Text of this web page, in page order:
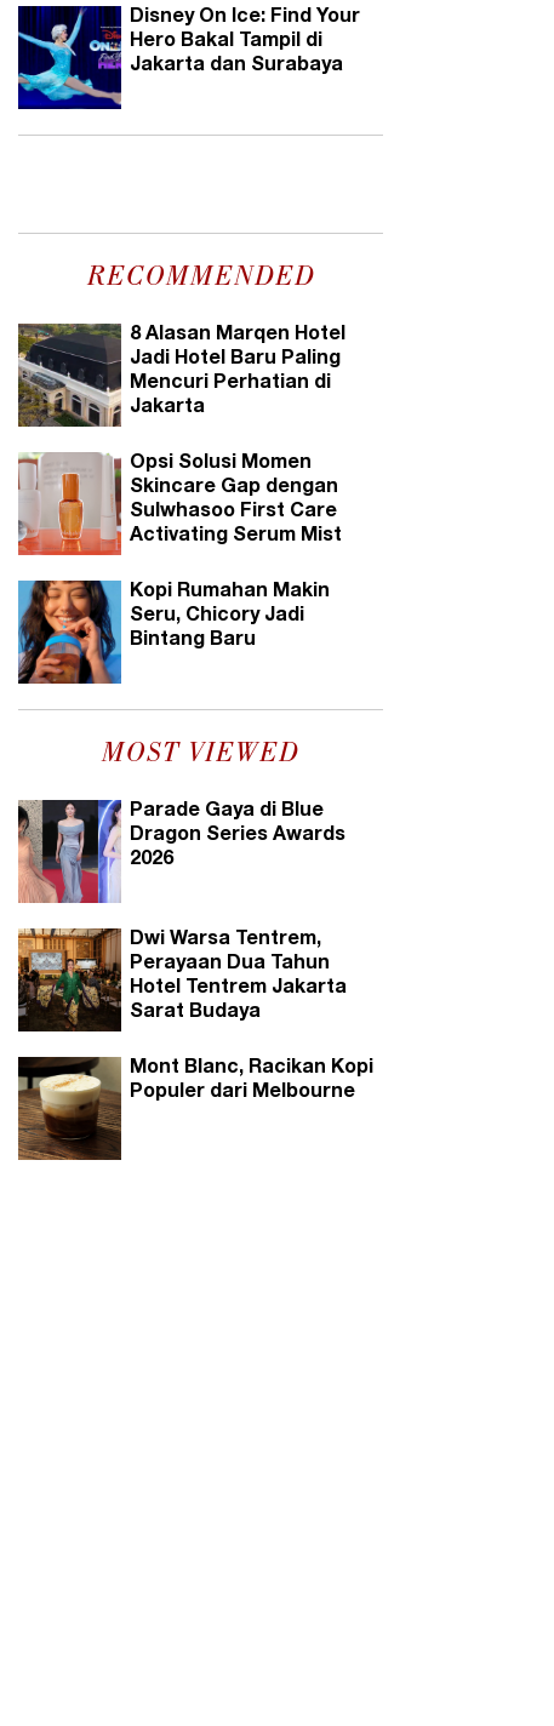
Disney On Ice: Find Your
Hero Bakal Tampil di
Jakarta dan Surabaya
RECOMMENDED
8 Alasan Marqen Hotel
Jadi Hotel Baru Paling
Mencuri Perhatian di
Jakarta
Opsi Solusi Momen
Skincare Gap dengan
Sulwhasoo First Care
Activating Serum Mist
Kopi Rumahan Makin
Seru, Chicory Jadi
Bintang Baru
MOST VIEWED
Parade Gaya di Blue
Dragon Series Awards
2026
Dwi Warsa Tentrem,
Perayaan Dua Tahun
Hotel Tentrem Jakarta
Sarat Budaya
Mont Blanc, Racikan Kopi
Populer dari Melbourne